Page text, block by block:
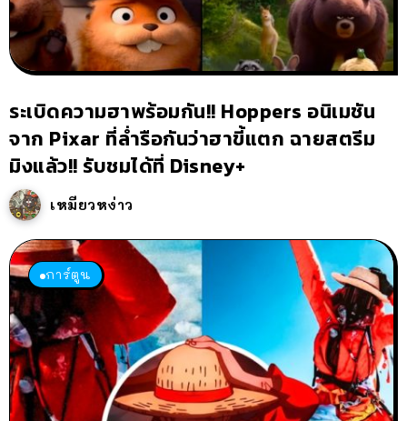
ระเบิดความฮาพร้อมกัน!! Hoppers อนิเมชัน
จาก Pixar ที่ล่ำรือกันว่าฮาขี้แตก ฉายสตรีม
มิงแล้ว!! รับชมได้ที่ Disney+
เหมียวหง่าว
การ์ตูน